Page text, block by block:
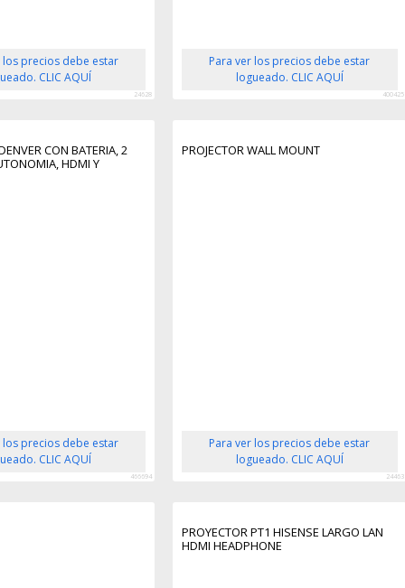
los precios debe estar
CLIC AQUÍ
24628
Para ver los precios debe estar
logueado. CLIC AQUÍ
400425
CON BATERIA, 2
HDMI Y
los precios debe estar
CLIC AQUÍ
466694
PROJECTOR WALL MOUNT
Para ver los precios debe estar
logueado. CLIC AQUÍ
24463
PROYECTOR PT1 HISENSE LARGO LAN
HDMI HEADPHONE